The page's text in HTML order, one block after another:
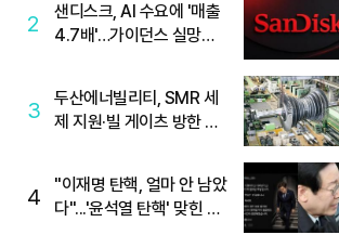
2
샌디스크, AI 수요에 '매출
4.7배'…가이던스 실망에
3
두산에너빌리티, SMR 세
제 지원·빌 게이츠 방한 기
4
"이재명 탄핵, 얼마 안 남았
다"...'윤석열 탄핵' 맞힌 무